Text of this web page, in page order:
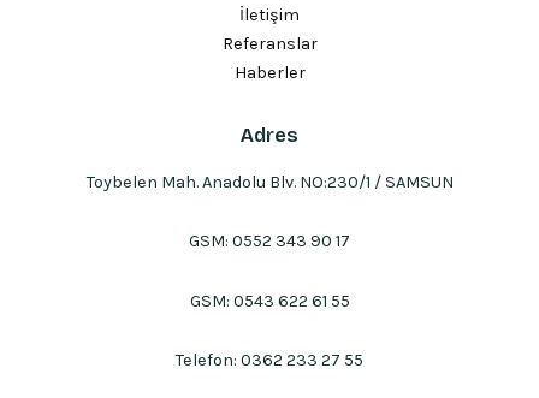
İletişim
Referanslar
Haberler
Adres
Toybelen Mah. Anadolu Blv. NO:230/1 / SAMSUN
GSM: 0552 343 90 17
GSM: 0543 622 61 55
Telefon: 0362 233 27 55